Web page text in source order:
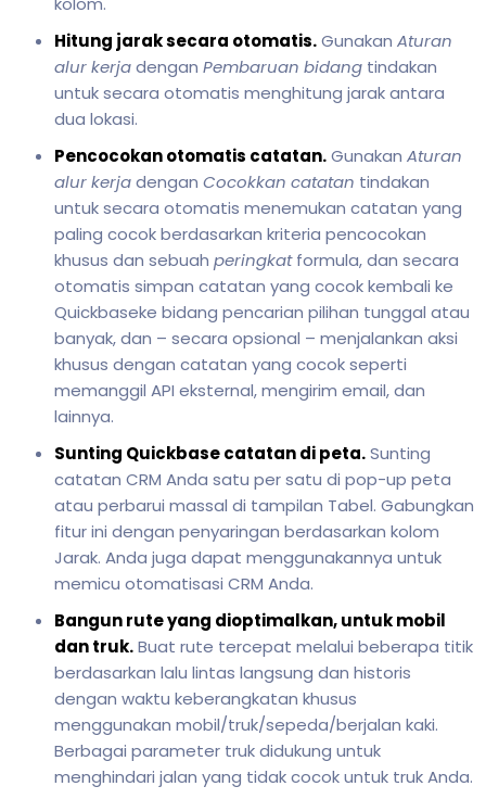
Hitung jarak secara otomatis.Gunakan Aturan
alur kerjadengan Pembaruan bidang tindakan
untuk secara otomatis menghitung jarak antara
dua lokasi.
Pencocokan otomatis catatan.Gunakan Aturan
alur kerjadengan Cocokkan catatan tindakan
untuk secara otomatis menemukan catatan yang
paling cocok berdasarkan kriteria pencocokan
khusus dan sebuah peringkatformula, dan secara
otomatis simpan catatan yang cocok kembali ke
Quickbaseke bidang pencarian pilihan tunggal atau
banyak, dan – secara opsional – menjalankan aksi
khusus dengan catatan yang cocok seperti
memanggil API eksternal, mengirim email, dan
lainnya.
Sunting Quickbase catatan di peta.Sunting
catatan CRM Anda satu per satu di pop-up peta
atau perbarui massal di tampilan Tabel. Gabungkan
fitur ini dengan penyaringan berdasarkan kolom
Jarak. Anda juga dapat menggunakannya untuk
memicu otomatisasi CRM Anda.
Bangun rute yang dioptimalkan, untuk mobil
dan truk.Buat rute tercepat melalui beberapa titik
berdasarkan lalu lintas langsung dan historis
dengan waktu keberangkatan khusus
menggunakan mobil/truk/sepeda/berjalan kaki.
Berbagai parameter truk didukung untuk
menghindari jalan yang tidak cocok untuk truk Anda.